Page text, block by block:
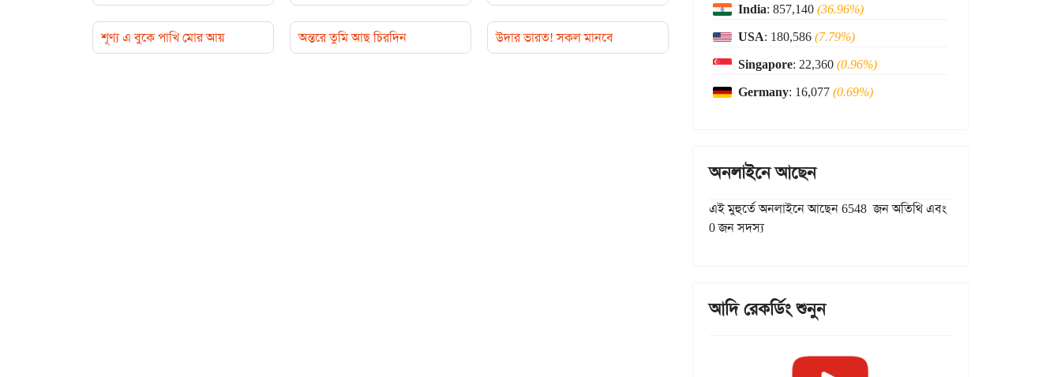
শূণ্য এ বুকে পাখি মোর আয় অন্তরে তুমি আছ চিরদিন উদার ভারত! সকল মানবে
India: 857,140(36.96%)
USA: 180,586(7.79%)
Singapore: 22,360(0.96%)
Germany: 16,077(0.69%)
অনলাইনে আছেন
এই মুহুর্তে অনলাইনে আছেন 6548 জন অতিথি এবং
0 জন সদস্য
আদি রেকর্ডিং শুনুন